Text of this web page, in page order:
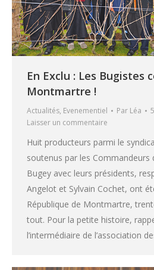
En Exclu : Les Bugistes
Montmartre !
Actualités, Evenementiel Par Léa
Laisser un commentaire
Huit producteurs parmi le
soutenus par les Commandeurs
Bugey avec leurs présidents,
Angelot et Sylvain Cochet, ont
République de Montmartre,
tout. Pour la petite histoire,
l’intermédiaire de l’association